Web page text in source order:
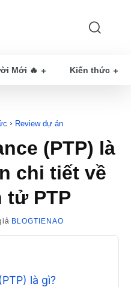
Mới 🔥 Kiến thức
Review dự án
(PTP) là
chi tiết về
tử PTP
BLOGTIENAO
là gì?